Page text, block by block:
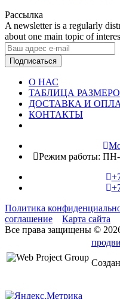
Рассылка
A newsletter is a regularly
about one main topic of
Подписаться
О НАС
ТАБЛИЦА
ДОСТАВКА И
КОНТАКТЫ
Режим работы: ПН-
Политика
соглашение
Карта сайта
Все права защищены ©